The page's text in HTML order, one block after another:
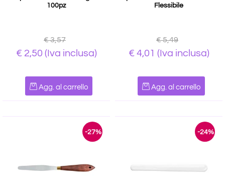
100pz
€ 3,57
€ 2,50 (Iva inclusa)
Agg. al carrello
Flessibile
€ 5,49
€ 4,01 (Iva inclusa)
Agg. al carrello
-27% -24%